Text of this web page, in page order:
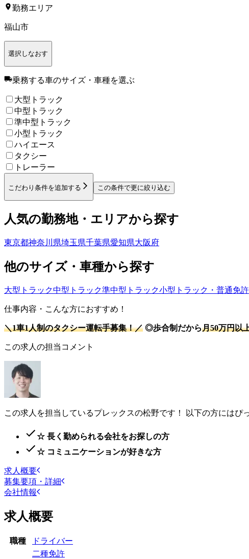
勤務エリア
福山市
選択しなおす
乗務する車のサイズ・車種を選ぶ
大型トラック
中型トラック
準中型トラック
小型トラック
ハイエース
タクシー
トレーラー
こだわり条件を追加する この条件で更に絞り込む
人気の勤務地・エリアから探す
東京都神奈川県埼玉県千葉県愛知県大阪府
他のサイズ・車種から探す
大型トラック中型トラック準中型トラック小型トラック・普通免許
仕事内容・こんな方におすすめ！
＼1車1人制のタクシー運転手募集！／ ◎歩合制だから月50万円以
この求人の担当コメント
この求人を担当しているプレックスの松野です！ 以下の方にはぴ
☆ 長く勤められる会社をお探しの方
☆ コミュニケーションが好きな方
求人概要
募集要項・詳細
会社情報
求人概要
職種 ドライバー
二種免許